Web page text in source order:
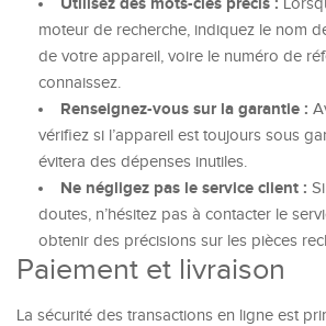
moteur de recherche, indiquez le nom
de votre appareil, voire le numéro de
connaissez.
Renseignez-vous sur la garantie :
vérifiez si l’appareil est toujours sous
évitera des dépenses inutiles.
Ne négligez pas le service client :
doutes, n’hésitez pas à contacter le
obtenir des précisions sur les pièces
Paiement et livraison
La sécurité des transactions en ligne est